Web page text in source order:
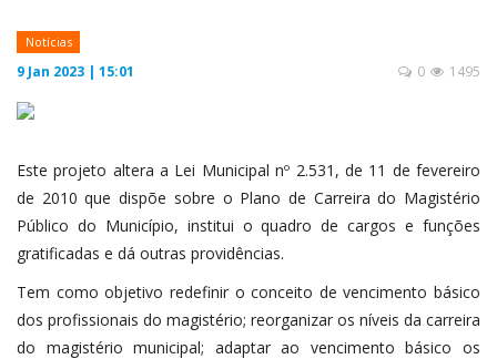
Notícias
9 Jan 2023 | 15:01 1495
0
Este projeto altera a Lei Municipal nº 2.531, de 11 de fevereiro
de 2010 que dispõe sobre o Plano de Carreira do Magistério
Público do Município, institui o quadro de cargos e funções
gratificadas e dá outras providências.
Tem como objetivo redefinir o conceito de vencimento básico
dos profissionais do magistério; reorganizar os níveis da carreira
do magistério municipal; adaptar ao vencimento básico os